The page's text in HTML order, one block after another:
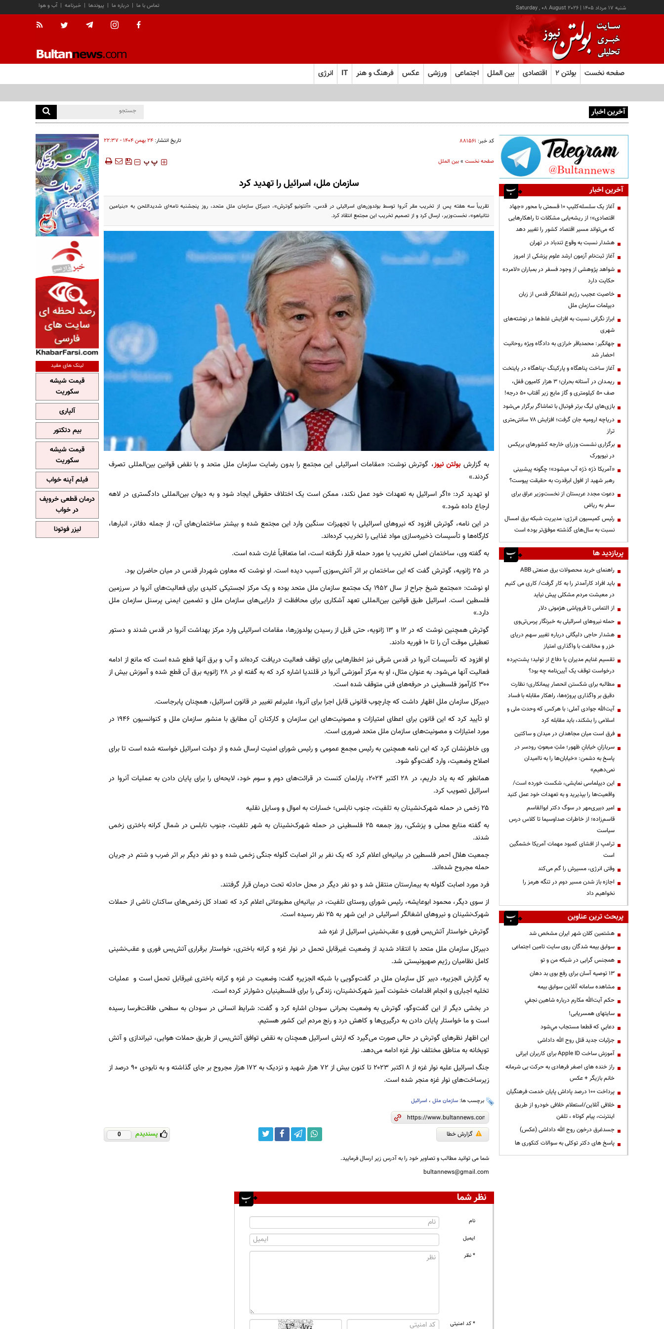
شنبه ۱۷ مرداد ۱۴۰۵ |
Saturday , 08 August 2026 آب و هوا | خبرنامه | پیوندها | درباره ما | تماس با ما
صفحه نخست بولتن ۲ اقتصادی بین الملل اجتماعی ورزشی عکس فرهنگ و هنر IT انرژی
آخرین اخبار
کد خبر: ۸۸۱۵۶۱ تاریخ انتشار: ۲۴ بهمن ۱۴۰۴ - ۲۲:۳۷
صفحه نخست»بین الملل ‍‍‍ پ پ
سازمان ملل، اسرائیل را تهدید کرد
تقریباً سه هفته پس از تخریب مقر آنروا توسط بولدوزرهای اسرائیلی در قدس، «آنتونیو گوترش»، دبیرکل سازمان ملل متحد، روز پنجشنبه نامه‌ای شدیداللحن به «بنیامین
نتانیاهو»، نخست‌وزیر، ارسال کرد و از تصمیم تخریب این مجتمع انتقاد کرد.
به گزارش بولتن نیوز، گوترش نوشت: «مقامات اسرائیلی این مجتمع را بدون رضایت سازمان ملل متحد و با نقض قوانین بین‌المللی تصرف
کردند.»
او تهدید کرد: «اگر اسرائیل به تعهدات خود عمل نکند، ممکن است یک اختلاف حقوقی ایجاد شود و به دیوان بین‌المللی دادگستری در لاهه
ارجاع داده شود.»
در این نامه، گوترش افزود که نیروهای اسرائیلی با تجهیزات سنگین وارد این مجتمع شده و بیشتر ساختمان‌های آن، از جمله دفاتر، انبارها،
کارگاه‌ها و تأسیسات ذخیره‌سازی مواد غذایی را تخریب کرده‌اند.
به گفته وی، ساختمان اصلی تخریب یا مورد حمله قرار نگرفته است، اما متعاقباً غارت شده است.
در 25 ژانویه، گوترش گفت که این ساختمان بر اثر آتش‌سوزی آسیب دیده است. او نوشت که معاون شهردار قدس در میان حاضران بود.
او نوشت: «مجتمع شیخ جراح از سال ۱۹۵۲ یک مجتمع سازمان ملل متحد بوده و یک مرکز لجستیکی کلیدی برای فعالیت‌های آنروا در سرزمین
فلسطین است. اسرائیل طبق قوانین بین‌المللی تعهد آشکاری برای محافظت از دارایی‌های سازمان ملل و تضمین ایمنی پرسنل سازمان ملل
دارد.»
گوترش همچنین نوشت که در ۱۲ و ۱۳ ژانویه، حتی قبل از رسیدن بولدوزرها، مقامات اسرائیلی وارد مرکز بهداشت آنروا در قدس شدند و دستور
تعطیلی موقت آن را تا ۱۰ فوریه دادند.
او افزود که تأسیسات آنروا در قدس شرقی نیز اخطارهایی برای توقف فعالیت دریافت کرده‌اند و آب و برق آنها قطع شده است که مانع از ادامه
فعالیت آنها می‌شود. به عنوان مثال، او به مرکز آموزشی آنروا در قلندیا اشاره کرد که به گفته او در ۲۸ ژانویه برق آن قطع شده و آموزش بیش از
۳۰۰ کارآموز فلسطینی در حرفه‌های فنی متوقف شده است.
دبیرکل سازمان ملل اظهار داشت که چارچوب قانونی قابل اجرا برای آنروا، علیرغم تغییر در قانون اسرائیل، همچنان پابرجاست.
او تأیید کرد که این قانون برای اعطای امتیازات و مصونیت‌های این سازمان و کارکنان آن مطابق با منشور سازمان ملل و کنوانسیون ۱۹۴۶ در
مورد امتیازات و مصونیت‌های سازمان ملل متحد ضروری است.
وی خاطرنشان کرد که این نامه همچنین به رئیس مجمع عمومی و رئیس شورای امنیت ارسال شده و از دولت اسرائیل خواسته شده است تا برای
اصلاح وضعیت، وارد گفت‌وگو شود.
همانطور که به یاد داریم، در ۲۸ اکتبر ۲۰۲۴، پارلمان کنست در قرائت‌های دوم و سوم خود، لایحه‌ای را برای پایان دادن به عملیات آنروا در
اسرائیل تصویب کرد.
۲۵ زخمی در حمله شهرک‌نشینان به تلفیت، جنوب نابلس؛ خسارات به اموال و وسایل نقلیه
به گفته منابع محلی و پزشکی، روز جمعه ۲۵ فلسطینی در حمله شهرک‌نشینان به شهر تلفیت، جنوب نابلس در شمال کرانه باختری زخمی
شدند.
جمعیت هلال احمر فلسطین در بیانیه‌ای اعلام کرد که یک نفر بر اثر اصابت گلوله جنگی زخمی شده و دو نفر دیگر بر اثر ضرب و شتم در جریان
حمله مجروح شده‌اند.
فرد مورد اصابت گلوله به بیمارستان منتقل شد و دو نفر دیگر در محل حادثه تحت درمان قرار گرفتند.
از سوی دیگر، محمود ابوعایشه، رئیس شورای روستای تلفیت، در بیانیه‌ای مطبوعاتی اعلام کرد که تعداد کل زخمی‌های ساکنان ناشی از حملات
شهرک‌نشینان و نیروهای اشغالگر اسرائیلی در این شهر به ۲۵ نفر رسیده است.
گوترش خواستار آتش‌بس فوری و عقب‌نشینی اسرائیل از غزه شد
دبیرکل سازمان ملل متحد با انتقاد شدید از وضعیت غیرقابل تحمل در نوار غزه و کرانه باختری، خواستار برقراری آتش‌بس فوری و عقب‌نشینی
کامل نظامیان رژیم صهیونیستی شد.
به گزارش الجزیره، دبیر کل سازمان ملل در گفت‌وگویی با شبکه الجزیره گفت: وضعیت در غزه و کرانه باختری غیرقابل تحمل است و عملیات
تخلیه اجباری و انجام اقدامات خشونت آمیز شهرک‌نشینان، زندگی را برای فلسطینیان دشوارتر کرده است.
در بخشی دیگر از این گفت‌وگو، گوترش به وضعیت بحرانی سودان اشاره کرد و گفت: شرایط انسانی در سودان به سطحی طاقت‌فرسا رسیده
است و ما خواستار پایان دادن به درگیری‌ها و کاهش درد و رنج مردم این کشور هستیم.
این اظهار نظرهای گوترش در حالی صورت می‌گیرد که ارتش اسرائیل همچنان به نقض توافق آتش‌بس از طریق حملات هوایی، تیراندازی و آتش
توپخانه به مناطق مختلف نوار غزه ادامه‌ می‌دهد.
جنگ اسرائیل علیه نوار غزه از ۸ اکتبر ۲۰۲۳ تا کنون بیش از ۷۲ هزار شهید و نزدیک به ۱۷۲ هزار مجروح بر جای گذاشته و به نابودی ۹۰ درصد از
زیرساخت‌های نوار غزه منجر شده است.
برچسب ها: سازمان ملل، اسرائیل
گزارش خطا پسندیدم 0
شما می توانید مطالب و تصاویر خود را به آدرس زیر ارسال فرمایید.
bultannews@gmail.com
نظر شما
نام
ایمیل
* نظر
* کد امنیتی
آخرین اخبار
آغاز یک سلسله‌کلیپ ۱۰ قسمتی با محور «جهاد
اقتصادی»؛ از ریشه‌یابی مشکلات تا راهکارهایی
که می‌تواند مسیر اقتصاد کشور را تغییر دهد
هشدار نسبت به وقوع تندباد در تهران
آغاز ثبت‌نام آزمون ارشد علوم پزشکی از امروز
شواهد پژوهشی از وجود فسفر در بمباران «لامرد»
حکایت دارد
خاصیت عجیب رژیم اشغالگر قدس از زبان
دیپلمات سازمان ملل
ابراز نگرانی نسبت به افزایش غلط‌ها در نوشته‌های
شهری
جهانگیر: محمدباقر خرازی به دادگاه ویژه روحانیت
احضار شد
آغاز ساخت پناهگاه و پارکینگ -پناهگاه در پایتخت
ریمـدان در آستانه بحران؛ ۳ هزار کامیون قفل،
صف ۵۰ کیلومتری و گاز مایع زیر آفتاب ۵۰ درجه!
بازی‌های لیگ برتر فوتبال با تماشاگر برگزار می‌شود
دریاچه ارومیه جان گرفت؛ افزایش ۷۸ سانتی‌متری
تراز
برگزاری نشست وزرای خارجه کشورهای بریکس
در نیویورک
«آمریکا ذرّه ذرّه آب میشود»؛ چگونه پیشبینی
رهبر شهید از افول ابرقدرت به حقیقت پیوست؟
دعوت مجدد عربستان از نخست‌وزیر عراق برای
سفر به ریاض
رئیس کمیسیون انرژی: مدیریت شبکه برق امسال
نسبت به سال‌های گذشته موفق‌تر بوده است
پربازدید ها
راهنمای خرید محصولات برق صنعتی ABB
باید افراد کارآمدتر را به کار گرفت/ کاری می کنیم
در معیشت مردم مشکلی پیش نیاید
از التماس تا فروپاشی هژمونی دلار
حمله نیروهای اسرائیلی به خبرنگار پرس‌تی‌وی
هشدار حاجی دلیگانی درباره تغییر سهم دریای
خزر و مخالفت با واگذاری امتیاز
تقسیم غنایم مدیران یا دفاع از تولید؛ پشت‌پرده
درخواست توقف یک آیین‌نامه چه بود؟
مطالبه برای شکستن انحصار پیمانکاری؛ نظارت
دقیق بر واگذاری پروژه‌ها، راهکار مقابله با فساد
آیت‌الله جوادی آملی: با هرکس که وحدت ملی و
اسلامی را بشکند، باید مقابله کرد
فرق است میان مجاهدان در میدان و ساکتین
سربازانِ خیابانِ ظهور؛ ملتِ مبعوثِ رودسر در
پاسخ به دشمن: «خیابان‌ها را به ناامیدان
نمی‌دهیم»
این دیپلماسی نمایشی، شکست خورده است/
واقعیت‌ها را بپذیرید و به تعهدات خود عمل کنید
امیر دبیری‌مهر در سوگ دکتر ابوالقاسم
قاسم‌زاده؛ از خاطرات صداوسیما تا کلاس درس
سیاست
ترامپ از افشای کمبود مهمات آمریکا خشمگین
است
وقتی انرژی، مسیرش را گم می‌کند
اجازه باز شدن مسیر دوم در تنگه هرمز را
نخواهیم داد
پربحث ترین عناوین
هشتمین کلان شهر ایران مشخص شد
سوابق بیمه شدگان روی سایت تامین اجتماعی
همجنس گرایی در شبکه من و تو
13 توصیه آسان برای رفع بوی بد دهان
مشاهده سامانه آنلاين سوابق بیمه
حكم آيت‌الله مكارم درباره شاهين نجفي
سایتهای همسریابی!
دعايي كه قطعا مستجاب مي‌شود
جزئیات جدید قتل روح الله داداشی
آموزش ساخت Apple ID برای کاربران ایرانی
راز خنده های اصغر فرهادی به حرکت بی شرمانه
خانم بازیگر + عکس
پرداخت ۱۰۰ درصد پاداش پایان خدمت فرهنگیان
خلافی آنلاین/استعلام خلافی خودرو از طریق
اینترنت، پیام کوتاه ، تلفن
جسدغرق درخون روح الله داداشی (عکس)
پاسخ های دکتر توکلی به سوالات کنکوری ها
لینک های مفید
قیمت شیشه
سکوریت
آلپاری
بیم دتکتور
قیمت شیشه
سکوریت
فیلم آپنه خواب
درمان قطعی خروپف
در خواب
لیزر فوتونا